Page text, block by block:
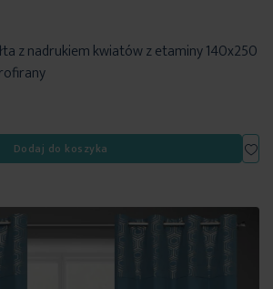
z nadrukiem kwiatów z etaminy 140x250
Dodaj do koszyka